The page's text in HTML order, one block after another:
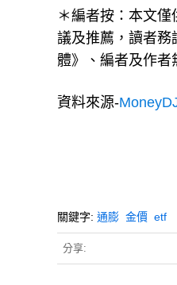
＊編者按：本文
議及推薦，讀者務
體》、編者及作者
資料來源-
關鍵字: 通膨 金價 etf
分享: